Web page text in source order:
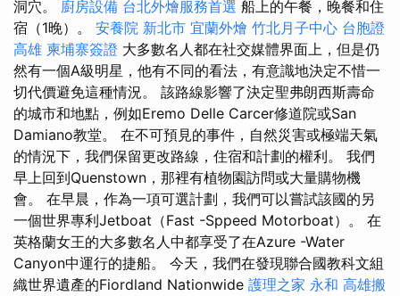
洞穴。 廚房設備 台北外燴服務首選 船上的午餐，晚餐和住
宿（1晚）。 安養院 新北市 宜蘭外燴 竹北月子中心 台胞證
高雄 柬埔寨簽證 大多數名人都在社交媒體界面上，但是仍
然有一個A級明星，他有不同的看法，有意識地決定不惜一
切代價避免這種情況。 該路線影響了決定聖弗朗西斯壽命
的城市和地點，例如Eremo Delle Carcer修道院或San
Damiano教堂。 在不可預見的事件，自然災害或極端天氣
的情況下，我們保留更改路線，住宿和計劃的權利。 我們
早上回到Quenstown，那裡有植物園訪問或大量購物機
會。 在早晨，作為一項可選計劃，我們可以嘗試該國的另
一個世界專利Jetboat（Fast -Sppeed Motorboat）。 在
英格蘭女王的大多數名人中都享受了在Azure -Water
Canyon中運行的捷船。 今天，我們在發現聯合國教科文組
織世界遺產的Fiordland Nationwide 護理之家 永和 高雄搬